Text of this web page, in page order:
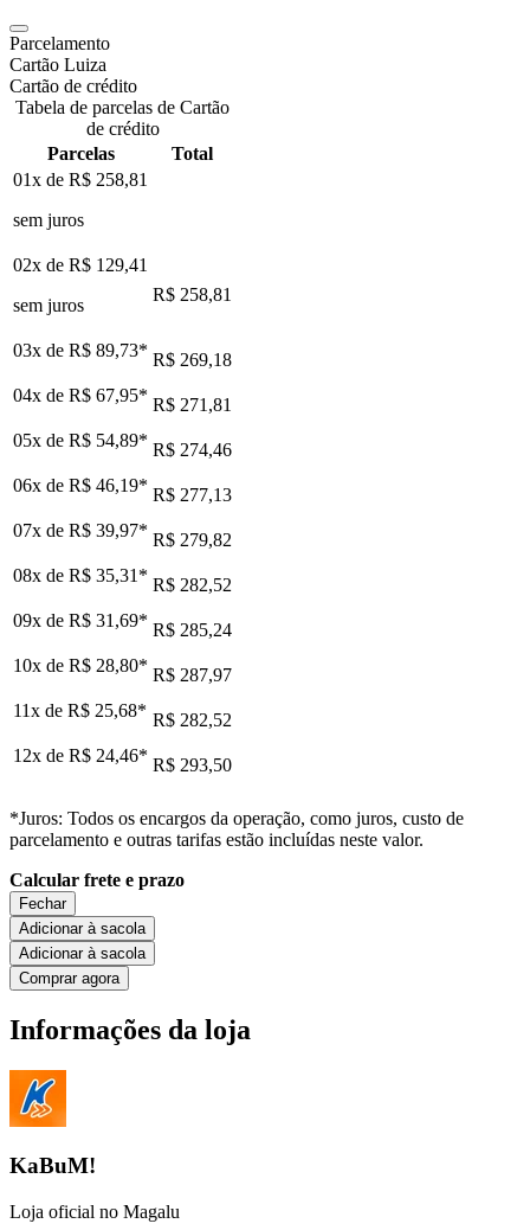
Parcelamento
Cartão Luiza
Cartão de crédito
Tabela de parcelas de Cartão
de crédito
Parcelas
Total
01x de R$ 258,81
sem juros
02x de R$ 129,41
sem juros
R$ 258,81
03x de R$ 89,73* R$ 269,18
04x de R$ 67,95* R$ 271,81
05x de R$ 54,89* R$ 274,46
06x de R$ 46,19* R$ 277,13
07x de R$ 39,97* R$ 279,82
08x de R$ 35,31 * R$ 282,52
09x de R$ 31,69* R$ 285,24
10x de R$ 28,80* R$ 287,97
11x de R$ 25,68* R$ 282,52
12x de R$ 24,46* R$ 293,50
*Juros: Todos os encargos da operação, como juros, custo de
parcelamento e outras tarifas estão incluídas neste valor.
Calcular frete e prazo
Fechar
Adicionar à sacola
Adicionar à sacola
Comprar agora
Informações da loja
KaBuM!
Loja oficial no Magalu